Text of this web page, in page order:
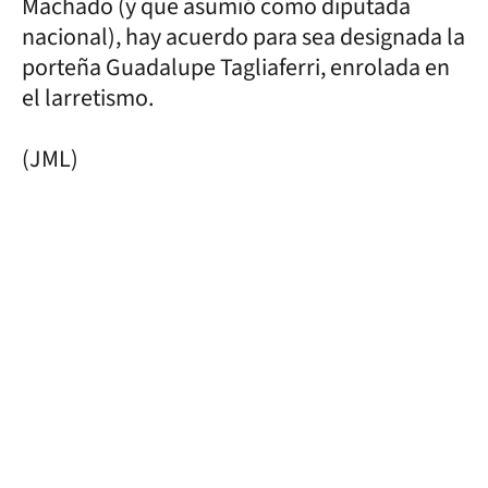
nacional), hay acuerdo para sea designada la
porteña Guadalupe Tagliaferri, enrolada en
el larretismo.
(JML)